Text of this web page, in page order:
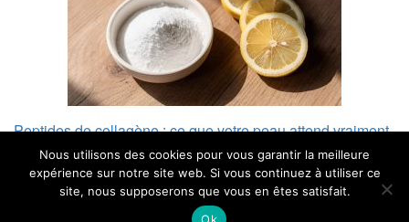
Peptides de collagène : ce que votre peau attend vraiment
de vous
Nous utilisons des cookies pour vous garantir la meilleure
expérience sur notre site web. Si vous continuez à utiliser ce
site, nous supposerons que vous en êtes satisfait.
Ok